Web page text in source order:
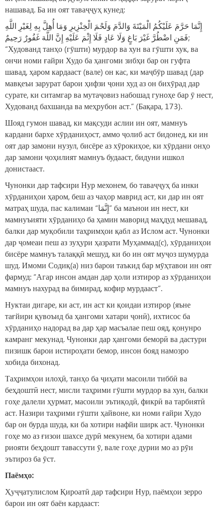
нашавад. Ба ин оят таваҷҷуҳ кунед:
إِنَّمَا حَرَّمَ عَلَيْكُمُ الْمَيْتَةَ وَالدَّمَ وَلَحْمَ الْخِنْزِيرِ وَمَا أُهِلَّ بِهِ لِغَيْرِ اللَّهِ
فَمَنِ اضْطُرَّ غَيْرَ بَاغٍ وَلَا عَادٍ فَلَا إِثْمَ عَلَيْهِ إِنَّ اللَّهَ غَفُورٌ رَحِيمٌ;
“Худованд танҳо (гӯшти) мурдор ва хун ва гӯшти хук, ва
ончи номи ғайри Худо ба ҳангоми зибҳи бар он гуфта
шавад, ҳаром кардааст (вале) он кас, ки маҷбӯр шавад (дар
мавқеъи зарурат барои ҳифзи ҷони худ аз он бихӯрад дар
сурате, ки ситамгар ва мутаҷовиз набошад гуноҳе бар ӯ нест,
Худованд бахшанда ва меҳрубон аст.” (Бақара, 173).
Шояд гумон шавад, ки мақсуди аслии ин оят, мамнуъ
кардани бархе хӯрданиҳост, аммо ҷолиб аст бидонед, ки ин
оят дар замони нузул, бисёре аз хӯрокиҳое, ки хӯрдани онҳо
дар замони ҷоҳилият мамнуъ будааст, бидуни ишкол
донистааст.
Чунонки дар тафсири Нур мехонем, бо таваҷҷуҳ ба инки
хӯрданиҳои ҳаром, беш аз чаҳор маврид аст, ки дар ин оят
матраҳ шуда, пас калимаи “إِنَّمَا” ба маънои ин нест, ки
мамнуъияти хӯрданиҳо ба ҳамин маворид маҳдуд мешавад,
балки дар муқобили таҳримҳои қабл аз Ислом аст. Чунонки
дар ҷомеаи пеш аз зуҳури ҳазрати Муҳаммад(с), хӯрданиҳои
бисёре мамнуъ талаққӣ мешуд, ки бо ин оят муҷоз шумурда
шуд. Имоми Содиқ(а) низ барои таъкид бар мӯҳтавои ин оят
фармуд: “Агар инсон амдан дар ҳоли изтирор аз хӯрданиҳои
мамнуъ нахурад ва бимирад, кофир мурдааст”.
Нуктаи дигаре, ки аст, ин аст ки қоидаи изтирор (яъне
тағйири қувоъид ба ҳангоми хатари ҷонӣ), ихтисос ба
хӯрданиҳо надорад ва дар ҳар масъалае пеш ояд, қонунро
камранг мекунад. Чунонки дар ҳангоми беморӣ ва дастури
пизишк барои истироҳати бемор, инсон бояд намозро
хобида бихонад.
Таҳримҳои илоҳӣ, танҳо ба ҷиҳати масоили тиббӣ ва
беҳдоштӣ нест, мисли таҳрими гӯшти мурдор ва хун, балки
гоҳе далели ҳурмат, масоили эътиқодӣ, фикрӣ ва тарбиятӣ
аст. Назири таҳрими гӯшти ҳайвоне, ки номи ғайри Худо
бар он бурда шуда, ки ба хотири нафйи ширк аст. Чунонки
гоҳе мо аз ғизои шахсе дурӣ мекунем, ба хотири адами
риояти беҳдошт тавассути ӯ, вале гоҳе дурии мо аз рӯи
эътироз ба ӯст.
Паёмҳо:
Ҳуҷҷатулислом Қироатӣ дар тафсири Нур, паёмҳои зерро
барои ин оят баён кардааст: